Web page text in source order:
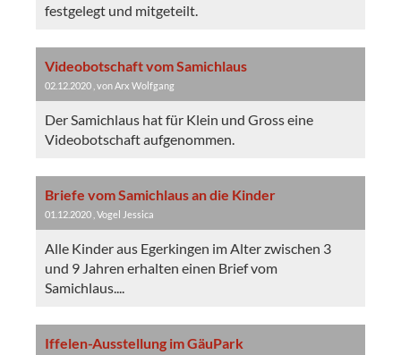
festgelegt und mitgeteilt.
Videobotschaft vom Samichlaus
02.12.2020 , von Arx Wolfgang
Der Samichlaus hat für Klein und Gross eine
Videobotschaft aufgenommen.
Briefe vom Samichlaus an die Kinder
01.12.2020 , Vogel Jessica
Alle Kinder aus Egerkingen im Alter zwischen 3
und 9 Jahren erhalten einen Brief vom
Samichlaus....
Iffelen-Ausstellung im GäuPark